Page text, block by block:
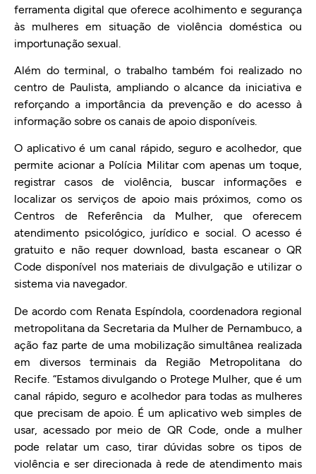
ferramenta digital que oferece acolhimento e segurança
às mulheres em situação de violência doméstica ou
importunação sexual.
Além do terminal, o trabalho também foi realizado no
centro de Paulista, ampliando o alcance da iniciativa e
reforçando a importância da prevenção e do acesso à
informação sobre os canais de apoio disponíveis.
O aplicativo é um canal rápido, seguro e acolhedor, que
permite acionar a Polícia Militar com apenas um toque,
registrar casos de violência, buscar informações e
localizar os serviços de apoio mais próximos, como os
Centros de Referência da Mulher, que oferecem
atendimento psicológico, jurídico e social. O acesso é
gratuito e não requer download, basta escanear o QR
Code disponível nos materiais de divulgação e utilizar o
sistema via navegador.
De acordo com Renata Espíndola, coordenadora regional
metropolitana da Secretaria da Mulher de Pernambuco, a
ação faz parte de uma mobilização simultânea realizada
em diversos terminais da Região Metropolitana do
Recife. “Estamos divulgando o Protege Mulher, que é um
canal rápido, seguro e acolhedor para todas as mulheres
que precisam de apoio. É um aplicativo web simples de
usar, acessado por meio de QR Code, onde a mulher
pode relatar um caso, tirar dúvidas sobre os tipos de
violência e ser direcionada à rede de atendimento mais